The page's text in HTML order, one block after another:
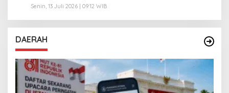
Senin, 13 Juli 2026 | 09:12 WIB
DAERAH